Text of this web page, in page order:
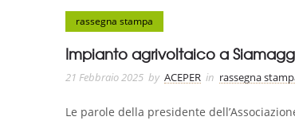
rassegna stampa
Impianto agrivoltaico a
21 Febbraio 2025 by ACEPER in rassegna
Le parole della presidente